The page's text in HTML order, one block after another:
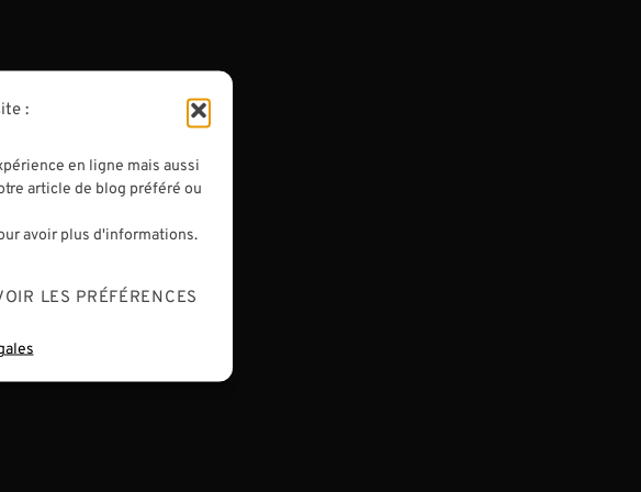
:
en ligne mais aussi
article de blog préféré ou
avoir plus d'informations.
LES PRÉFÉRENCES
explique comment
location de violon
la meilleure location de
ne pas se tromper Se